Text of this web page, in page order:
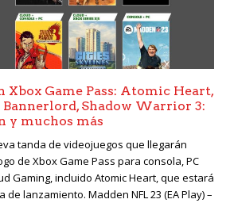
Xbox Game Pass: Atomic Heart,
Bannerlord, Shadow Warrior 3:
y muchos más
tanda de videojuegos que llegarán
de Xbox Game Pass para consola, PC
Gaming, incluido Atomic Heart, que estará
lanzamiento. Madden NFL 23 (EA Play) –